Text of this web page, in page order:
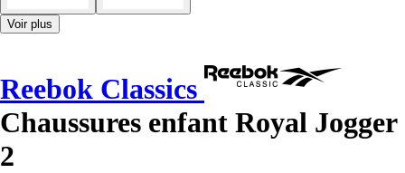
Voir plus
Reebok Classics
Chaussures enfant Royal Jogger
2